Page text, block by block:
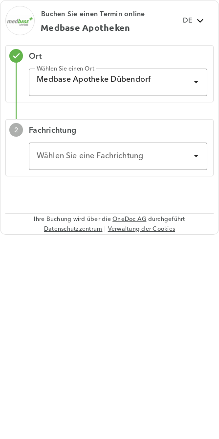
Buchen Sie einen Termin online
Medbase Apotheken
check
Ort
Medbase Apotheke Dübendorf
Wählen Sie einen Ort
2
Fachrichtung
Wählen Sie eine Fachrichtung
Ihre Buchung wird über dieOneDoc AGdurchgeführt
Datenschutzzentrum Verwaltung der Cookies